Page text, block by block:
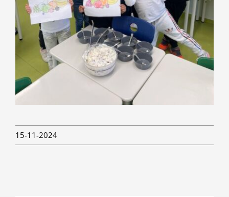
15-11-2024